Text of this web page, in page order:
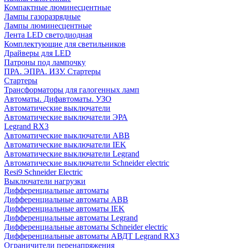
Компактные люминесцентные
Лампы газоразрядные
Лампы люминесцентные
Лента LED светодиодная
Комплектующие для светильников
Драйверы для LED
Патроны под лампочку
ПРА. ЭПРА. ИЗУ. Стартеры
Стартеры
Трансформаторы для галогенных ламп
Автоматы. Дифавтоматы. УЗО
Автоматические выключатели
Автоматические выключатели ЭРА
Legrand RX3
Автоматические выключатели ABB
Автоматические выключатели IEK
Автоматические выключатели Legrand
Автоматические выключатели Schneider electric
Resi9 Schneider Electric
Выключатели нагрузки
Дифференциальные автоматы
Дифференциальные автоматы ABB
Дифференциальные автоматы IEK
Дифференциальные автоматы Legrand
Дифференциальные автоматы Schneider electric
Дифференциальные автоматы АВДТ Legrand RX3
Ограничители перенапряжения